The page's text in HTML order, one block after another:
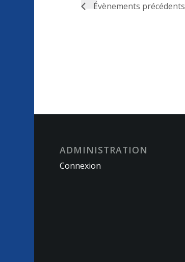
Évènements précédents
ADMINISTRATION
Connexion